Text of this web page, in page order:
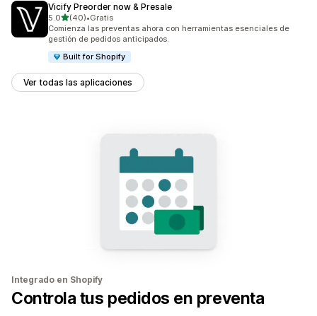
Vicify Preorder now & Presale
5.0de 5 estrellas
(40)
40 reseñas en total
•Gratis
Comienza las preventas ahora con herramientas esenciales de
gestión de pedidos anticipados.
Built for Shopify
Ver todas las aplicaciones
Integrado en Shopify
Controla tus pedidos en preventa